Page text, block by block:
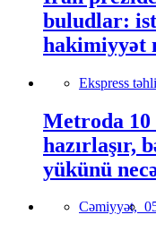
buludlar:
hakimiyyət
Ekspress
Metroda 10
hazırlaşır,
yükünü
Cəmiyyət,